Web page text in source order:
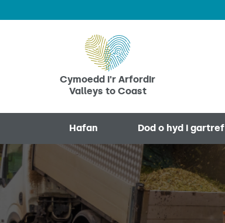
Cymoedd i'r Arfordir
Valleys to Coast
Hafan
Dod o hyd i gartref